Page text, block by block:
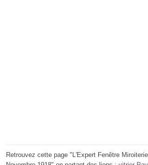
Retrouvez cette page "L'Expert Fenêtre